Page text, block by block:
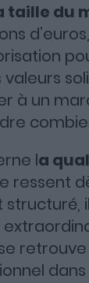
taille du
à un
la
ressent
dans
Apple Podcasts